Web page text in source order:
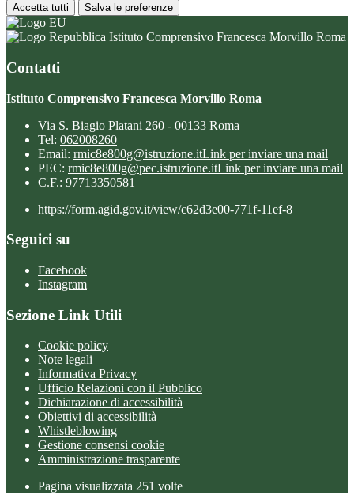
Accetta tutti Salva le preferenze
Istituto Comprensivo Francesca Morvillo Roma
Contatti
Istituto Comprensivo Francesca Morvillo Roma
Via S. Biagio Platani 260 - 00133 Roma
Tel: 062008260
Email: rmic8e800g@istruzione.itLink per inviare una mail
PEC: rmic8e800g@pec.istruzione.itLink per inviare una mail
C.F.: 97713350581
https://form.agid.gov.it/view/c62d3e00-771f-11ef-8
Seguici su
Facebook
Instagram
Sezione Link Utili
Cookie policy
Note legali
Informativa Privacy
Ufficio Relazioni con il Pubblico
Dichiarazione di accessibilità
Obiettivi di accessibilità
Whistleblowing
Gestione consensi cookie
Amministrazione trasparente
Pagina visualizzata 251 volte